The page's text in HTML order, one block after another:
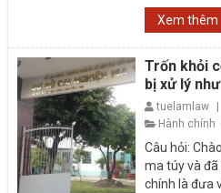
Xem thêm
Trốn khỏi
bị xử lý
tuelamlaw |
Hành chính
Câu hỏi:
ma túy và đã
chính là đưa